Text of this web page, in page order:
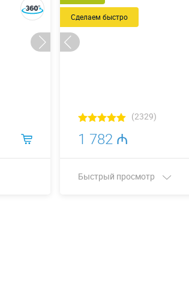
Сделаем быстро
(2329)
1 782 ₼
Быстрый просмотр